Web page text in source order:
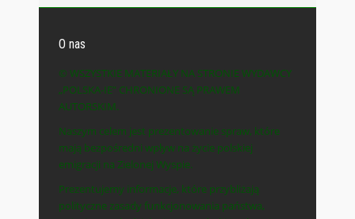
O nas
© WSZYSTKIE MATERIAŁY NA STRONIE WYDAWCY
„POLSKA-IE” CHRONIONE SĄ PRAWEM
AUTORSKIM.
Naszym celem jest prezentowanie spraw, które
mają bezpośredni wpływ na życie polskiej
emigracji na Zielonej Wyspie.
Prezentujemy informacje, które przybliżają
polityczne zasady funkcjonowania państwa,